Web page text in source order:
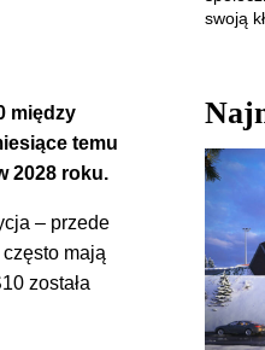
między
temu
2028 roku.
– przede
mają
została
swoją